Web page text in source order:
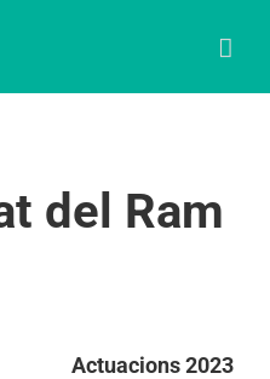
del Ram
Actuacions 2023